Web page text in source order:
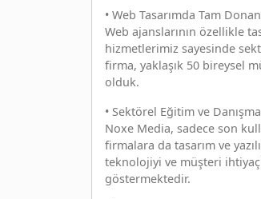
• Web Tasarımda Tam
Web ajanslarının özellikle
hizmetlerimiz sayesinde
firma, yaklaşık 50 bireysel
olduk.
• Sektörel Eğitim ve
Noxe Media, sadece son
firmalara da tasarım ve
teknolojiyi ve müşteri
göstermektedir.